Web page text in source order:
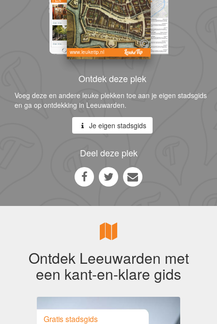
www.leuketip.nl
Ontdek deze plek
Voeg deze en andere leuke plekken toe aan je eigen stadsgids
en ga op ontdekking in Leeuwarden.
Je eigen stadsgids
Deel deze plek
Ontdek Leeuwarden met
een kant-en-klare gids
Gratis stadsgids